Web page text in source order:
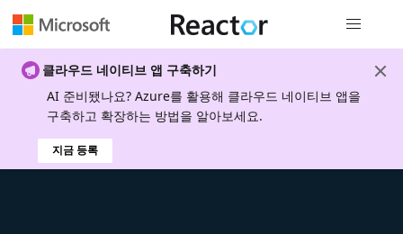
클라우드 네이티브 앱 구축하기
AI 준비됐나요? Azure를 활용해 클라우드 네이티브 앱을
구축하고 확장하는 방법을 알아보세요.
지금 등록